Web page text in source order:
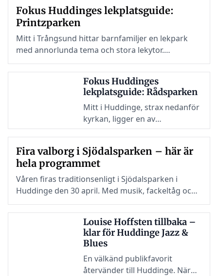
Efter att två byggbolag gått i
med obetalda avgifter på
miljonbelopp planerar
bygglovsavgifter i förskott.
Fokus Huddinges lekplatsguide:
Printzparken
Mitt i Trångsund hittar barnfamiljer en lekpark
med annorlunda tema och stora lekytor.
Printzparken kombinerar naturlek, klättring och
mötesplatser i en miljö inspirerad av områdets
Fokus Huddinges
lekplatsguide: Rådsparken
Mitt i Huddinge, strax nedanför
kyrkan, ligger en av
kommunens mest uppskattade
Rådsparken väntar både lek,
djur och rörelse – på samma
plats.
Fira valborg i Sjödalsparken – här är
hela programmet
Våren firas traditionsenligt i Sjödalsparken i
Huddinge den 30 april. Med musik, fackeltåg och
brasa väntas många samlas – ett uppskattat
firande som för samman generationer.
Louise Hoffsten tillbaka –
klar för Huddinge Jazz &
Blues
En välkänd publikfavorit
återvänder till Huddinge. När